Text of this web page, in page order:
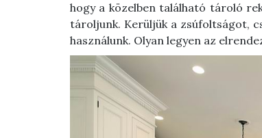
hogy a közelben található tároló
tároljunk. Kerüljük a zsúfoltságot,
használunk. Olyan legyen az